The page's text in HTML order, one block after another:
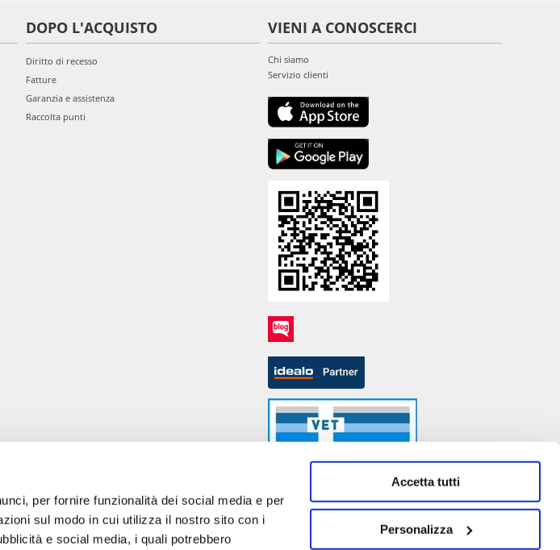
per fornire funzionalità dei social media e per
sul modo in cui utilizza il nostro sito con i
e social media, i quali potrebbero
Accetta tutti
Personalizza
DOPO L'ACQUISTO
Diritto di recesso
Fatture
Garanzia e assistenza
Raccolta punti
VIENI A CONOSCERCI
Chi siamo
Servizio clienti